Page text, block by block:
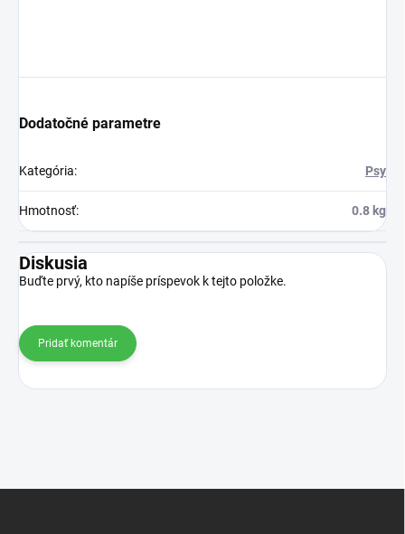
Dodatočné parametre
Kategória: Psy
Hmotnosť: 0.8 kg
Diskusia
Buďte prvý, kto napíše príspevok k tejto položke.
Pridať komentár